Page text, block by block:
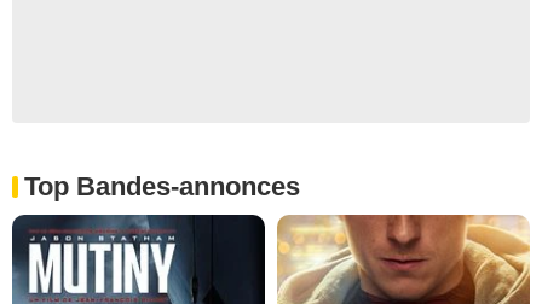
Top Bandes-annonces